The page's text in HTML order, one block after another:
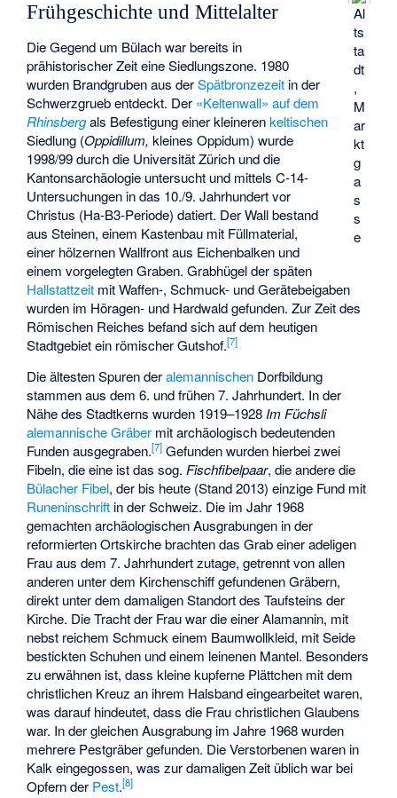
Al
ts
ta
dt
,
M
ar
kt
g
a
s
s
e
Frühgeschichte und Mittelalter
Die Gegend um Bülach war bereits in
prähistorischer Zeit eine Siedlungszone. 1980
wurden Brandgruben aus derSpätbronzezeit in der
Schwerzgrueb entdeckt. Der «Keltenwall» auf dem
Rhinsbergals Befestigung einer kleinerenkeltischen
Siedlung (Oppidillum, kleines Oppidum) wurde
1998/99 durch die Universität Zürich und die
Kantonsarchäologie untersucht und mittels C-14-
Untersuchungen in das 10./9. Jahrhundert vor
Christus (Ha-B3-Periode) datiert. Der Wall bestand
aus Steinen, einem Kastenbau mit Füllmaterial,
einer hölzernen Wallfront aus Eichenbalken und
einem vorgelegten Graben. Grabhügel der späten
Hallstattzeit mit Waffen-, Schmuck- und Gerätebeigaben
wurden im Höragen- und Hardwald gefunden. Zur Zeit des
Römischen Reiches befand sich auf dem heutigen
Stadtgebiet ein römischer Gutshof.[7]
Die ältesten Spuren deralemannischen Dorfbildung
stammen aus dem 6. und frühen 7. Jahrhundert. In der
Nähe des Stadtkerns wurden 1919–1928 Im Füchsli
alemannische Gräber mit archäologisch bedeutenden
Funden ausgegraben.[7] Gefunden wurden hierbei zwei
Fibeln, die eine ist das sog. Fischfibelpaar, die andere die
Bülacher Fibel, der bis heute (Stand 2013) einzige Fund mit
Runeninschrift in der Schweiz. Die im Jahr 1968
gemachten archäologischen Ausgrabungen in der
reformierten Ortskirche brachten das Grab einer adeligen
Frau aus dem 7. Jahrhundert zutage, getrennt von allen
anderen unter dem Kirchenschiff gefundenen Gräbern,
direkt unter dem damaligen Standort des Taufsteins der
Kirche. Die Tracht der Frau war die einer Alamannin, mit
nebst reichem Schmuck einem Baumwollkleid, mit Seide
bestickten Schuhen und einem leinenen Mantel. Besonders
zu erwähnen ist, dass kleine kupferne Plättchen mit dem
christlichen Kreuz an ihrem Halsband eingearbeitet waren,
was darauf hindeutet, dass die Frau christlichen Glaubens
war. In der gleichen Ausgrabung im Jahre 1968 wurden
mehrere Pestgräber gefunden. Die Verstorbenen waren in
Kalk eingegossen, was zur damaligen Zeit üblich war bei
Opfern der Pest.[8]